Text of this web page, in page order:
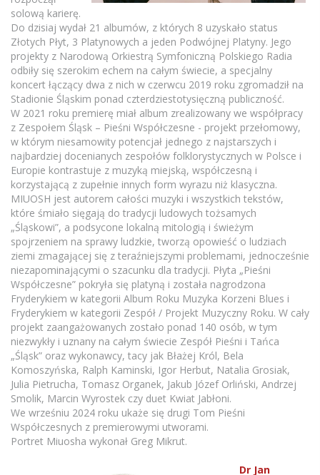
solową karierę.
Do dzisiaj wydał 21 albumów, z których 8 uzyskało status
Złotych Płyt, 3 Platynowych a jeden Podwójnej Platyny. Jego
projekty z Narodową Orkiestrą Symfoniczną Polskiego Radia
odbiły się szerokim echem na całym świecie, a specjalny
koncert łączący dwa z nich w czerwcu 2019 roku zgromadził na
Stadionie Śląskim ponad czterdziestotysięczną publiczność.
W 2021 roku premierę miał album zrealizowany we współpracy
z Zespołem Śląsk – Pieśni Współczesne - projekt przełomowy,
w którym niesamowity potencjał jednego z najstarszych i
najbardziej docenianych zespołów folklorystycznych w Polsce i
Europie kontrastuje z muzyką miejską, współczesną i
korzystającą z zupełnie innych form wyrazu niż klasyczna.
MIUOSH jest autorem całości muzyki i wszystkich tekstów,
które śmiało sięgają do tradycji ludowych tożsamych
„Śląskowi”, a podsycone lokalną mitologią i świeżym
spojrzeniem na sprawy ludzkie, tworzą opowieść o ludziach
ziemi zmagającej się z teraźniejszymi problemami, jednocześnie
niezapominającymi o szacunku dla tradycji. Płyta „Pieśni
Współczesne” pokryła się platyną i została nagrodzona
Fryderykiem w kategorii Album Roku Muzyka Korzeni Blues i
Fryderykiem w kategorii Zespół / Projekt Muzyczny Roku. W cały
projekt zaangażowanych zostało ponad 140 osób, w tym
niezwykły i uznany na całym świecie Zespół Pieśni i Tańca
„Śląsk” oraz wykonawcy, tacy jak Błażej Król, Bela
Komoszyńska, Ralph Kaminski, Igor Herbut, Natalia Grosiak,
Julia Pietrucha, Tomasz Organek, Jakub Józef Orliński, Andrzej
Smolik, Marcin Wyrostek czy duet Kwiat Jabłoni.
We wrześniu 2024 roku ukaże się drugi Tom Pieśni
Współczesnych z premierowymi utworami.
Portret Miuosha wykonał Greg Mikrut.
Dr Jan